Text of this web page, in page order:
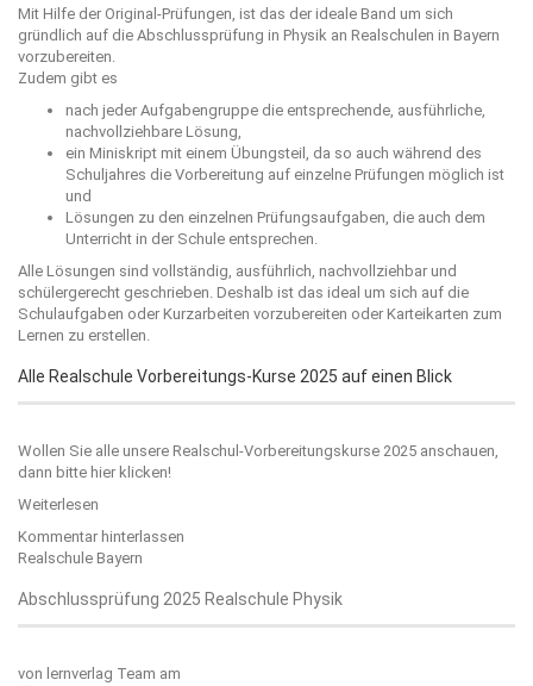
Mit Hilfe der Original-Prüfungen, ist das der ideale Band um sich
gründlich auf die Abschlussprüfung in Physik an Realschulen in Bayern
vorzubereiten.
Zudem gibt es
nach jeder Aufgabengruppe die entsprechende, ausführliche,
nachvollziehbare Lösung,
ein Miniskript mit einem Übungsteil, da so auch während des
Schuljahres die Vorbereitung auf einzelne Prüfungen möglich ist
und
Lösungen zu den einzelnen Prüfungsaufgaben, die auch dem
Unterricht in der Schule entsprechen.
Alle Lösungen sind vollständig, ausführlich, nachvollziehbar und
schülergerecht geschrieben. Deshalb ist das ideal um sich auf die
Schulaufgaben oder Kurzarbeiten vorzubereiten oder Karteikarten zum
Lernen zu erstellen.
Alle Realschule Vorbereitungs-Kurse 2025 auf einen Blick
Wollen Sie alle unsere Realschul-Vorbereitungskurse 2025 anschauen,
dann bitte hier klicken!
Weiterlesen
Kommentar hinterlassen
Realschule Bayern
Abschlussprüfung 2025 Realschule Physik
von lernverlag Team am